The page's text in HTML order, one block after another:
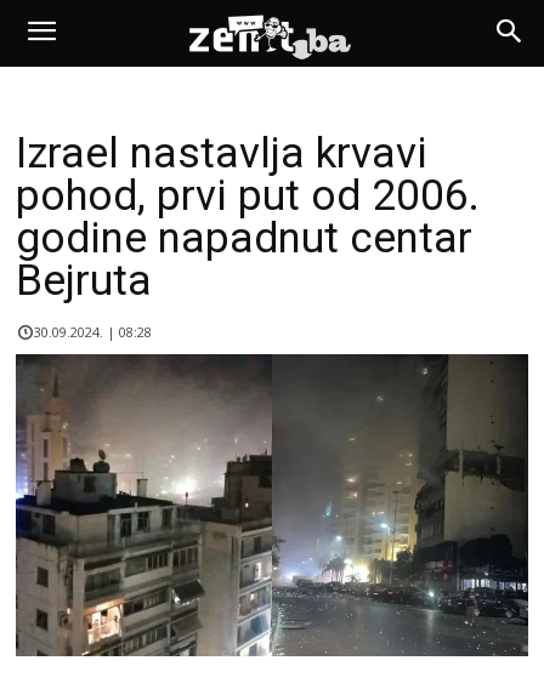
Izrael nastavlja krvavi
pohod, prvi put od 2006.
godine napadnut centar
Bejruta
30.09.2024. | 08:28